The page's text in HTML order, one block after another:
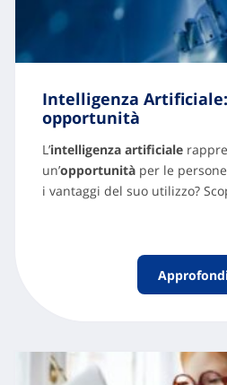
Intelligenza
opportunità
L’intelligenza artificiale
un’opportunità per le
i vantaggi del suo utilizzo?